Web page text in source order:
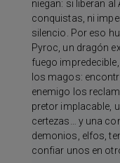
niegan: si liberan
conquistas, ni
silencio. Por eso
Pyroc, un dragón
fuego
los magos:
enemigo los
pretor implacable,
certezas… y una
demonios, elfos,
confiar unos en